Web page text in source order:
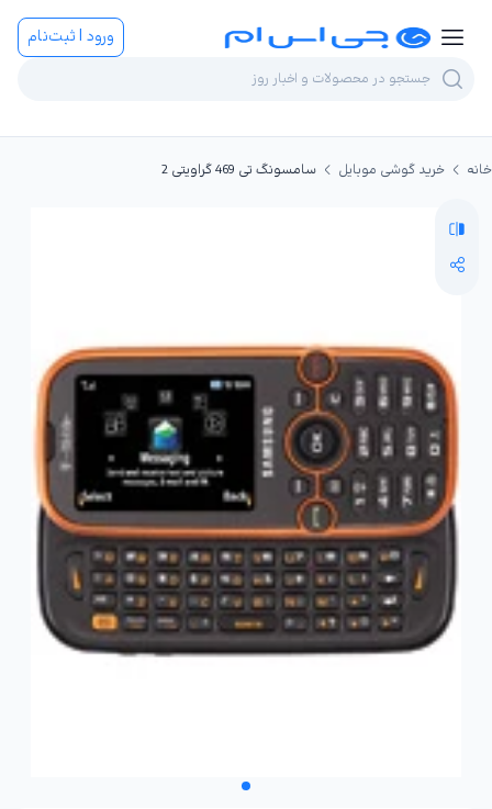
ورود | ثبت‌نام
خانه خرید گوشی موبایل سامسونگ تی 469 گراویتی 2